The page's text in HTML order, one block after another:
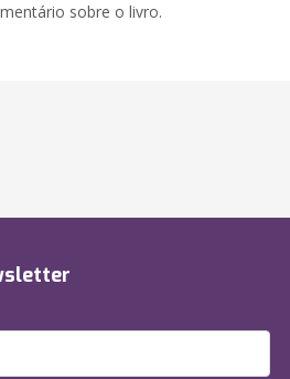
sobre o livro.